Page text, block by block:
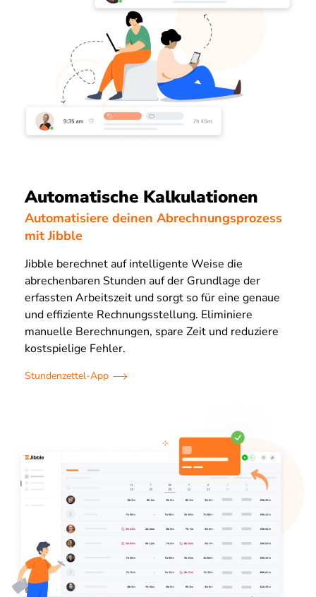
Automatische Kalkulationen
Automatisiere deinen Abrechnungsprozess
mit Jibble
Jibble berechnet auf intelligente Weise die
abrechenbaren Stunden auf der Grundlage der
erfassten Arbeitszeit und sorgt so für eine genaue
und effiziente Rechnungsstellung. Eliminiere
manuelle Berechnungen, spare Zeit und reduziere
kostspielige Fehler.
Stundenzettel-App